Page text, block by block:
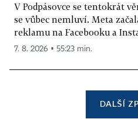
V Podpásovce se tentokrát
se vůbec nemluví. Meta
reklamu na Facebooku a
7. 8. 2026 ▪ 55:23 min.
DALŠÍ